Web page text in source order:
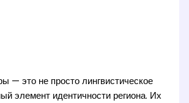
— это не просто лингвистическое
элемент идентичности региона. Их